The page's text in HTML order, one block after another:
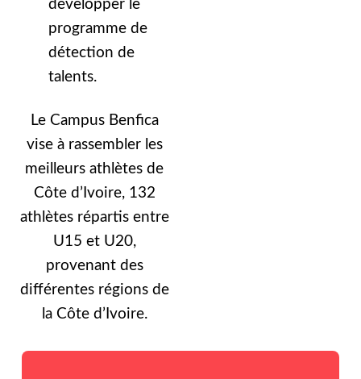
développer le
programme de
détection de
talents.
Le Campus Benfica
vise à rassembler les
meilleurs athlètes de
Côte d’Ivoire, 132
athlètes répartis entre
U15 et U20,
provenant des
différentes régions de
la Côte d’Ivoire.